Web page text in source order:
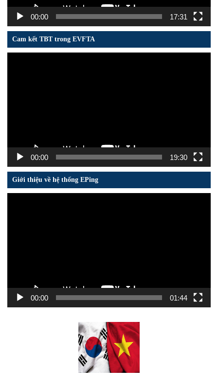
00:00 17:31
Cam kết TBT trong EVFTA
00:00 19:30
Giới thiệu về hệ thống EPing
00:00 01:44